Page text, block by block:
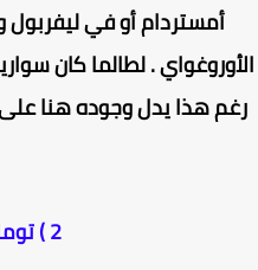
أمستردام أو في ليفربول
. لطالما كان
هذا يدل وجوده هنا على